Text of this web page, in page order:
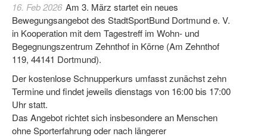
16. Feb 2026 Am 3. März startet ein neues
Bewegungsangebot des StadtSportBund Dortmund e. V.
in Kooperation mit dem Tagestreff im Wohn- und
Begegnungszentrum Zehnthof in Körne (Am Zehnthof
119, 44141 Dortmund).
Der kostenlose Schnupperkurs umfasst zunächst zehn
Termine und findet jeweils dienstags von 16:00 bis 17:00
Uhr statt.
Das Angebot richtet sich insbesondere an Menschen
ohne Sporterfahrung oder nach längerer